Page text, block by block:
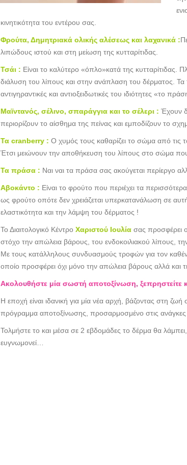
κινητικότητα του εντέρου σας.
Φρούτα, Δημητριακά ολικής αλέσεως και λαχανικά :
λιπώδους ιστού και στη μείωση της κυτταρίτιδας.
Τσάι : Είναι το καλύτερο «όπλο»κατά της κυτταρίτιδας.
διάλυση του λίπους και στην ανάπλαση του δέρματος. Τα
αντιγηραντικές και αντιοξειδωτικές του ιδιότητες «το
Μαϊντανός, σέλινο, σπαράγγια και το σέλερι : Έχουν
περιορίζουν το αίσθημα της πείνας και εμποδίζουν το
Τα cranberry : Ο χυμός τους καθαρίζει το σώμα από τις
Έτσι μειώνουν την αποθήκευση του λίπους στο σώμα
Τα πράσα : Ναι ναι τα πράσα σας ακούγεται περίεργο
Αβοκάντο : Είναι το φρούτο που περιέχει τα
ως φρούτο οπότε δεν χρειάζεται υπερκατανάλωση σε
ελαστικότητα και την λάμψη του δέρματος !
Το Διαιτολογικό Κέντρο Χαριστού Ιουλία σας προσφέρει
στόχο την απώλεια βάρους, του ενδοκοιλιακού λίπους,
Με τους κατάλληλους συνδυασμούς τροφών για τον
οποίο προσφέρει όχι μόνο την απώλεια βάρους αλλά και
Ακολουθήστε μία σωστή αποτοξίνωση, ξεπρηστείτε
Η εποχή είναι ιδανική για μία νέα αρχή, βάζοντας στη
πρόγραμμα αποτοξίνωσης, προσαρμοσμένο στις
Τολμήστε το και μέσα σε 2 εβδομάδες το δέρμα θα
ευγνωμονεί…